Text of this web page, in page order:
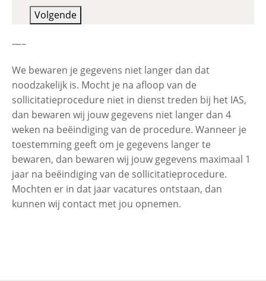
Volgende
—–
We bewaren je gegevens niet langer dan dat
noodzakelijk is. Mocht je na afloop van de
sollicitatieprocedure niet in dienst treden bij het IAS,
dan bewaren wij jouw gegevens niet langer dan 4
weken na beëindiging van de procedure. Wanneer je
toestemming geeft om je gegevens langer te
bewaren, dan bewaren wij jouw gegevens maximaal 1
jaar na beëindiging van de sollicitatieprocedure.
Mochten er in dat jaar vacatures ontstaan, dan
kunnen wij contact met jou opnemen.